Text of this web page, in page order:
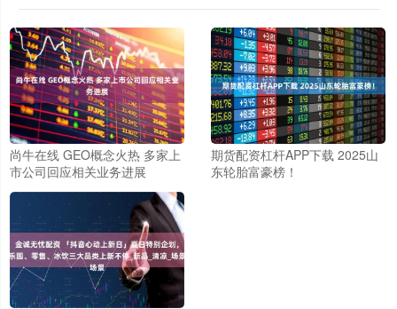
尚牛在线 GEO概念火热 多家上
市公司回应相关业务进展
期货配资杠杆APP下载 2025山
东轮胎富豪榜！